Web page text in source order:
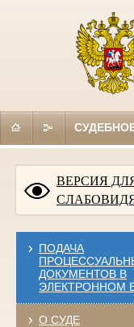
ВЕРСИЯ
ПОДАЧА
ДОКУМЕНТОВ В
ЭЛЕКТРОННОМ
О СУДЕ